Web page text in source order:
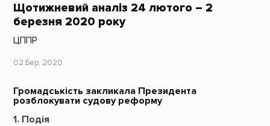
Щотижневий аналіз 24 лютого – 2
березня 2020 року
ЦППР
02 Бер, 2020
Громадськість закликала Президента
розблокувати судову реформу
1. Подія